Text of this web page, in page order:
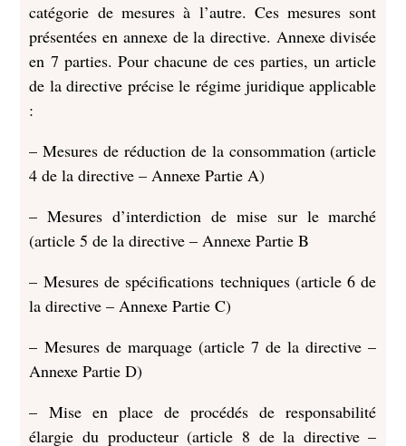
catégorie de mesures à l’autre. Ces mesures sont
présentées en annexe de la directive. Annexe divisée
en 7 parties. Pour chacune de ces parties, un article
de la directive précise le régime juridique applicable
:
– Mesures de réduction de la consommation (article
4 de la directive – Annexe Partie A)
– Mesures d’interdiction de mise sur le marché
(article 5 de la directive – Annexe Partie B
– Mesures de spécifications techniques (article 6 de
la directive – Annexe Partie C)
– Mesures de marquage (article 7 de la directive –
Annexe Partie D)
– Mise en place de procédés de responsabilité
élargie du producteur (article 8 de la directive –